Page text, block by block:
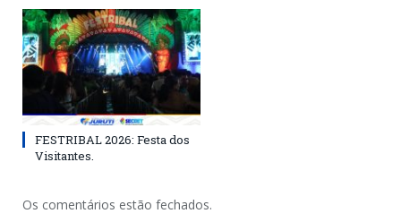
FESTRIBAL 2026: Festa dos
Visitantes.
Os comentários estão fechados.